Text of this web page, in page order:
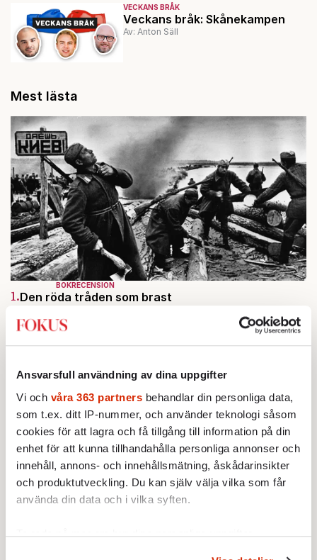
Ansvarsfull användning av dina uppgifter
Vi och våra 363 partners behandlar din personliga data,
som t.ex. ditt IP-nummer, och använder teknologi såsom
cookies för att lagra och få tillgång till information på din
enhet för att kunna tillhandahålla personliga annonser och
innehåll, annons- och innehållsmätning, åskådarinsikter
och produktutveckling. Du kan själv välja vilka som får
använda din data och i vilka syften.
Ta reda på mer om hur dina personliga uppgifter
VECKANS BRÅK
Veckans bråk: Skånekampen
Av: Anton Säll
Mest lästa
BOKRECENSION
1.Den röda tråden som brast
INRIKES
2.Vattenbristen är här – men var femte liter läcker
ut
KRÖNIKA
3.Johan Hakelius:DN-rubriken visar vad som sägs
mellan raderna
KRÖNIKA
4.Nina Lekander: På ”Kommunisthögskolan” drömde
alla om att vara arbetarklass
KRÖNIKA
5.Frans Wachtmeister: Ja, AC är ett hot mot den
franska civilisationen
STICKET
6.Bitte Assarmo:Sagan om den lågbegåvade